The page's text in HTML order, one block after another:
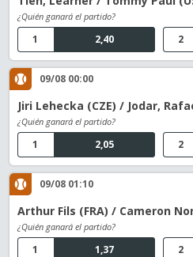
¿Quién ganará el partido?
2,40
1 2
09/08 00:00
Jiri Lehecka (CZE) / Jodar,
¿Quién ganará el partido?
2,05
1 2
09/08 01:10
Arthur Fils (FRA) / Cameron
¿Quién ganará el partido?
1,37
1 2